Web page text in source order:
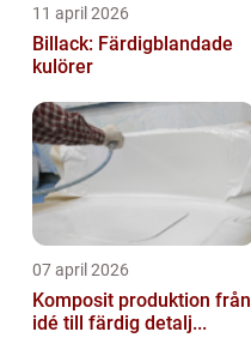
11 april 2026
Billack: Färdigblandade
kulörer
07 april 2026
Komposit produktion från
idé till färdig detalj...